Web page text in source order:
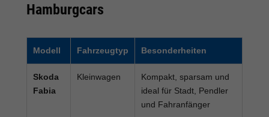
Hamburgcars
Modell Fahrzeugtyp Besonderheiten
Skoda
Fabia
Kleinwagen
Kompakt, sparsam und
ideal für Stadt, Pendler
und Fahranfänger